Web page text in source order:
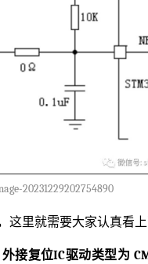
20231229202754890
这里就需要大家认真看上
外接复位IC驱动类型为